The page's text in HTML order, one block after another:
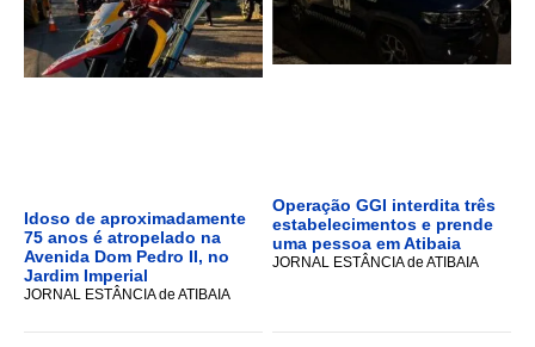
Idoso de aproximadamente
75 anos é atropelado na
Avenida Dom Pedro II, no
Jardim Imperial
JORNAL ESTÂNCIA de ATIBAIA
Operação GGI interdita três
estabelecimentos e prende
uma pessoa em Atibaia
JORNAL ESTÂNCIA de ATIBAIA